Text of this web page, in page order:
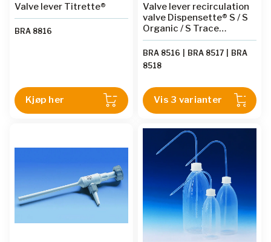
Valve lever Titrette®
BRA 8816
Kjøp her
Valve lever recirculation
valve Dispensette® S / S
Organic / S Trace
Analysis
BRA 8516 BRA 8517
BRA
8518
Vis 3 varianter